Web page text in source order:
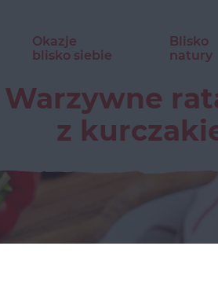
Okazje
blisko siebie
Blisko
natury
Warzywne
z